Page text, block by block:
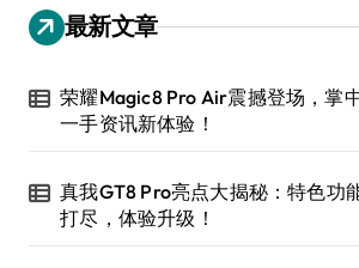
最新文章
荣耀Magic8 Pro Air震撼登场，掌
一手资讯新体验！
真我GT8 Pro亮点大揭秘：特色功
打尽，体验升级！